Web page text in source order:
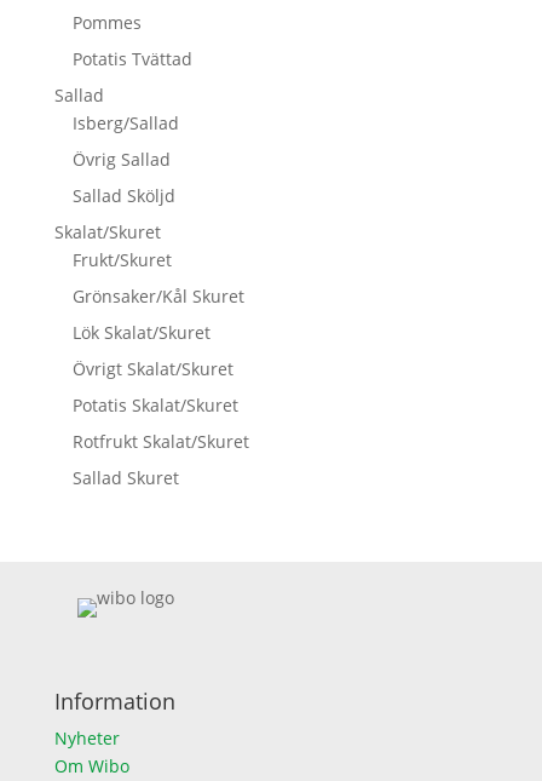
Pommes
Potatis Tvättad
Sallad
Isberg/Sallad
Övrig Sallad
Sallad Sköljd
Skalat/Skuret
Frukt/Skuret
Grönsaker/Kål Skuret
Lök Skalat/Skuret
Övrigt Skalat/Skuret
Potatis Skalat/Skuret
Rotfrukt Skalat/Skuret
Sallad Skuret
Information
Nyheter
Om Wibo